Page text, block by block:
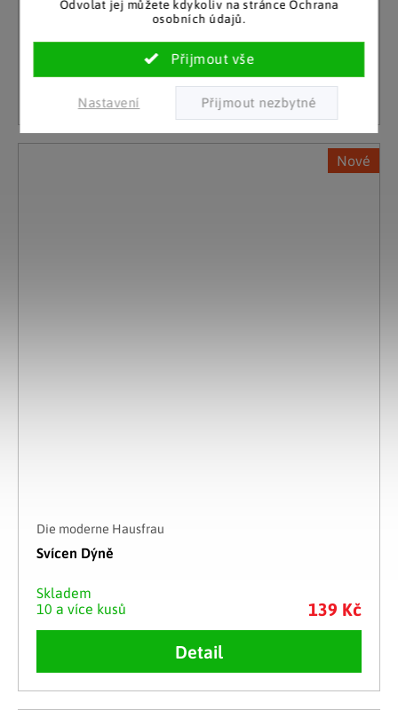
Odvolat jej můžete kdykoliv na stránce Ochrana
osobních údajů.
Nastavení
10 a více kusů
299 Kč
Detail
Nové
Die moderne Hausfrau
Svícen Dýně
Skladem
10 a více kusů
139 Kč
Detail